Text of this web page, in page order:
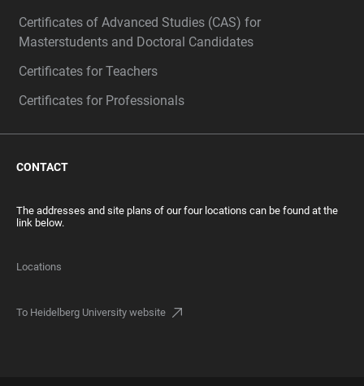
Certificates of Advanced Studies (CAS) for
Masterstudents and Doctoral Candidates
Certificates for Teachers
Certificates for Professionals
CONTACT
The addresses and site plans of our four locations can be found at the
link below.
Locations
To Heidelberg University website